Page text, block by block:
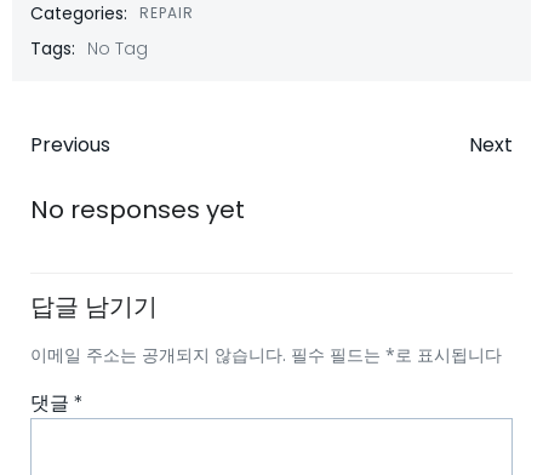
Categories: REPAIR
Tags: No Tag
Post
navigation
Previous Next
No responses yet
답글 남기기
이메일 주소는 공개되지 않습니다. 필수 필드는 *로 표시됩니다
댓글 *